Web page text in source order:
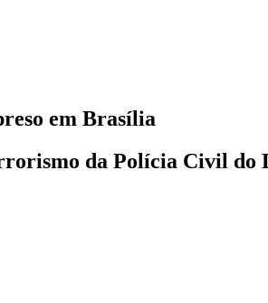
em Brasília
da Polícia Civil do